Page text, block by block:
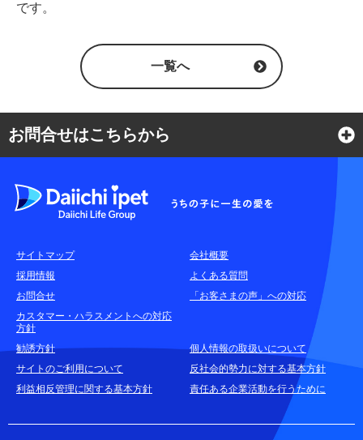
です。
一覧へ
お問合せはこちらから
各種お問合せ窓口
耳や言葉の不自由なお客さまのお問合せ窓口
お申込みをご検討中のお客さま
(商品に関するお問合せ・資料請求)
資料請求はこちら
お電話でのお問合せはこちら 通話無料
サイトマップ
会社概要
採用情報
よくある質問
お問合せ
「お客さまの声」への対応
カスタマー・ハラスメントへの対応
方針
勧誘方針
個人情報の取扱いについて
サイトのご利用について
反社会的勢力に対する基本方針
利益相反管理に関する基本方針
責任ある企業活動を行うために